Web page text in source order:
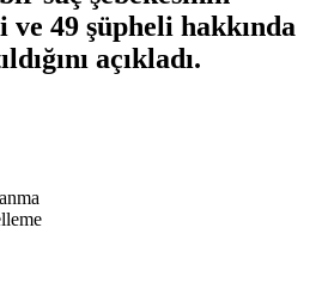
49 şüpheli hakkında
açıkladı.